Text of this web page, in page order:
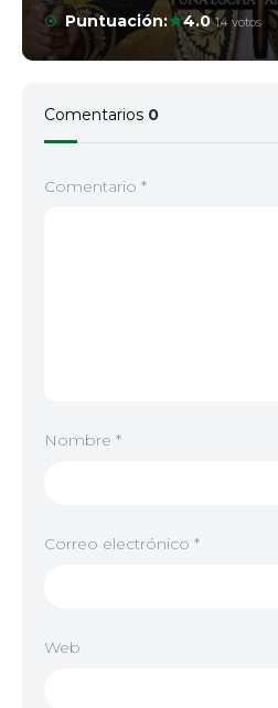
Puntuación:
4.0 14 votos
Comentarios 0
Comentario *
Nombre *
Correo electrónico *
Web